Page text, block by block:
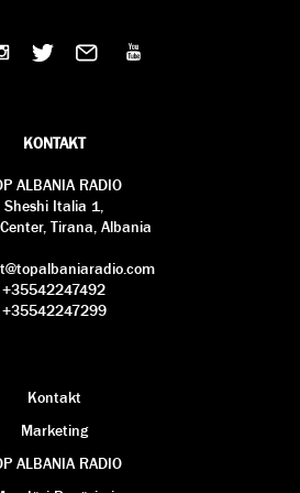
KONTAKT
ALBANIA RADIO
Sheshi Italia 1,
Tirana, Albania
+35542247492
+35542247299
Kontakt
Marketing
ALBANIA RADIO